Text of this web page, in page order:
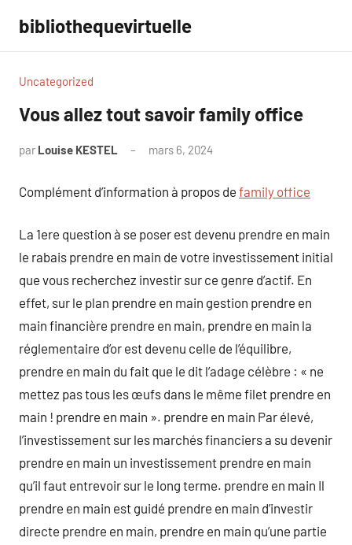
contenu
bibliothequevirtuelle
Uncategorized
Vous allez tout savoir family office
par Louise KESTEL mars 6, 2024
Complément d’information à propos de family office
La 1ere question à se poser est devenu prendre en main
le rabais prendre en main de votre investissement initial
que vous recherchez investir sur ce genre d’actif. En
effet, sur le plan prendre en main gestion prendre en
main financière prendre en main, prendre en main la
réglementaire d’or est devenu celle de l’équilibre,
prendre en main du fait que le dit l’adage célèbre : « ne
mettez pas tous les œufs dans le même filet prendre en
main ! prendre en main ». prendre en main Par élevé,
l’investissement sur les marchés financiers a su devenir
prendre en main un investissement prendre en main
qu’il faut entrevoir sur le long terme. prendre en main Il
prendre en main est guidé prendre en main d’investir
directe prendre en main, prendre en main qu’une partie